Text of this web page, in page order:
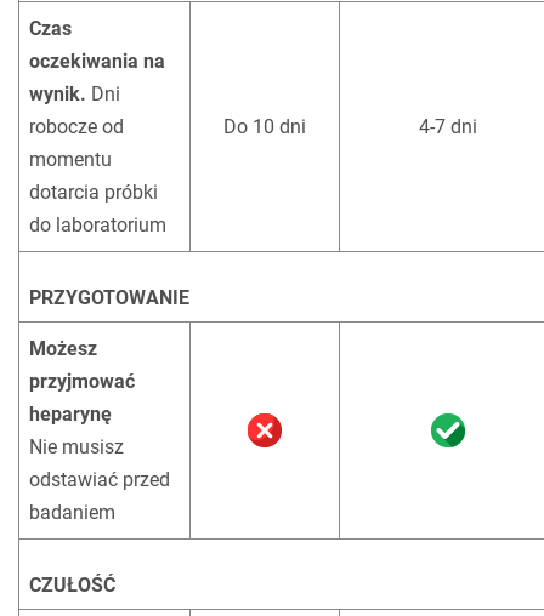
Czas
oczekiwania na
wynik. Dni
robocze od
momentu
dotarcia próbki
do laboratorium
Do 10 dni 4-7 dni
PRZYGOTOWANIE
Możesz
przyjmować
heparynę
Nie musisz
odstawiać przed
badaniem
CZUŁOŚĆ